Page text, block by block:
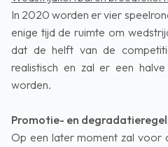
In 2020 worden er vier
enige tijd de ruimte om
dat de helft van de
realistisch en zal er een
worden.
Promotie- en
Op een later moment zal voor